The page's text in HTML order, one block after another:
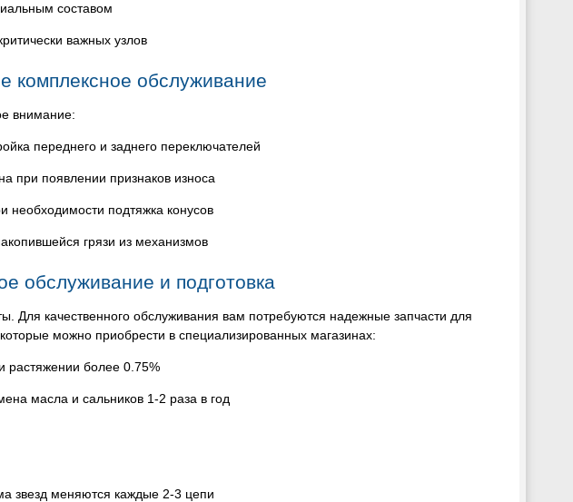
составом
важных узлов
комплексное обслуживание
внимание:
переднего и заднего переключателей
при появлении признаков износа
необходимости подтяжка конусов
грязи из механизмов
обслуживание и подготовка
Для качественного обслуживания вам потребуются надежные запчасти для
, которые можно приобрести в специализированных магазинах:
растяжении более 0.75%
масла и сальников 1-2 раза в год
звезд меняются каждые 2-3 цепи